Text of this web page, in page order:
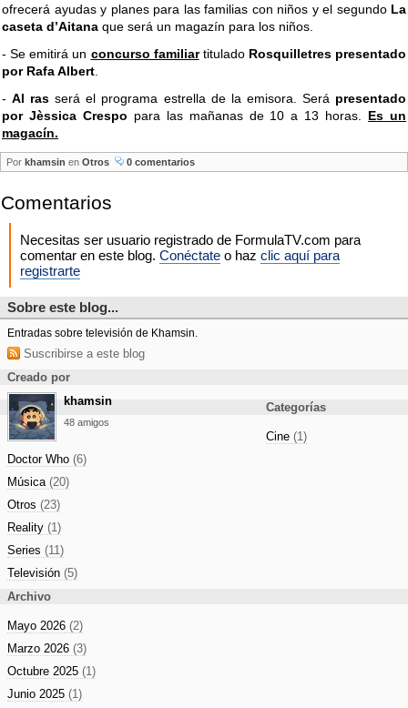
ofrecerá ayudas y planes para las familias con niños y el segundo La
caseta d’Aitana que será un magazín para los niños.
- Se emitirá un concurso familiartitulado Rosquilletres presentado
por Rafa Albert
-Al ras será el programa estrella de la emisora. Será presentado
por Jèssica Crespo para las mañanas de 10 a 13 horas. Es un
magacín.
Por khamsin en Otros 0 comentarios
Comentarios
Necesitas ser usuario registrado de FormulaTV.com para
comentar en este blog. Conéctate o haz clic aquí para
registrarte
Sobre este blog...
Entradas sobre televisión de Khamsin.
Suscribirse a este blog
Creado por
khamsin
48 amigos
Categorías
Cine (1)
Doctor Who (6)
Música (20)
Otros (23)
Reality (1)
Series (11)
Televisión (5)
Archivo
Mayo 2026 (2)
Marzo 2026 (3)
Octubre 2025 (1)
Junio 2025 (1)